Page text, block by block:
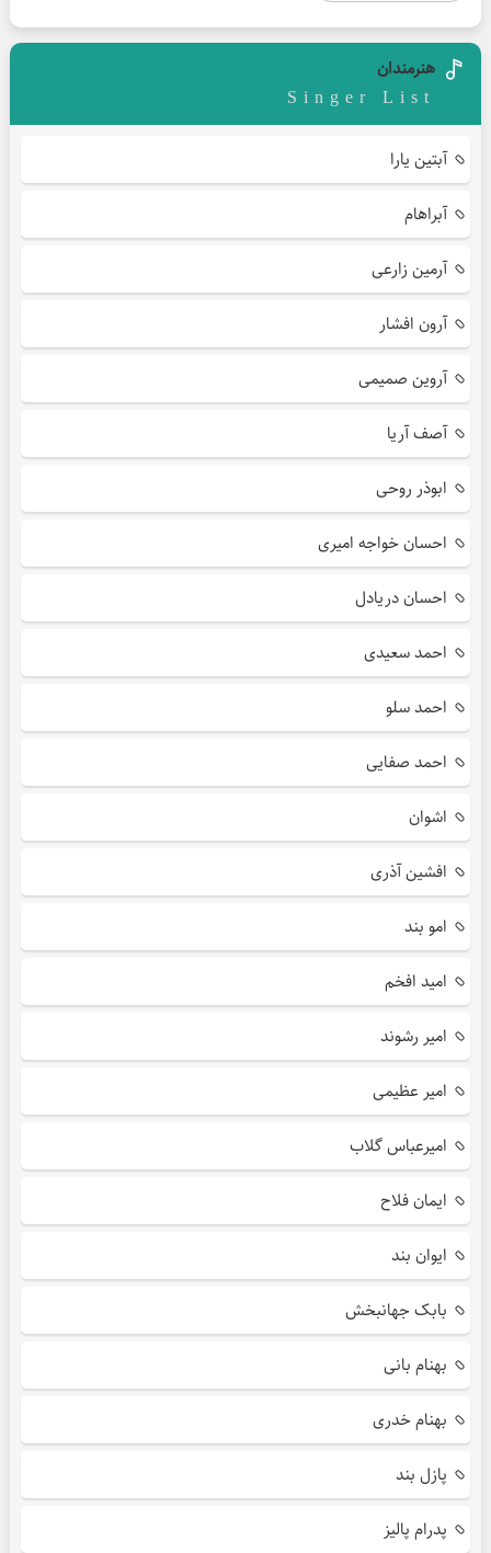
هنرمندان
Singer List
آبتین یارا
آبراهام
آرمین زارعی
آرون افشار
آروین صمیمی
آصف آریا
ابوذر روحی
احسان خواجه امیری
احسان دریادل
احمد سعیدی
احمد سلو
احمد صفایی
اشوان
افشین آذری
امو بند
امید افخم
امیر رشوند
امیر عظیمی
امیرعباس گلاب
ایمان فلاح
ایوان بند
بابک جهانبخش
بهنام بانی
بهنام خدری
پازل بند
پدرام پالیز